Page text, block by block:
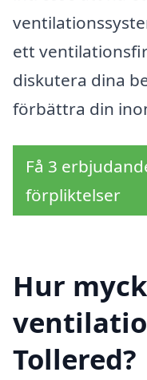
ett
diskutera dina
förbättra din
Få 3
förpliktelser
Hur
Tollered?